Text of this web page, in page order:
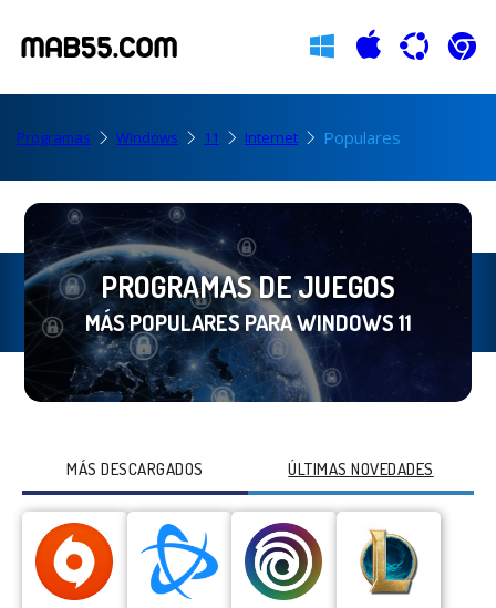
Programas Windows 11 Internet Populares
PROGRAMAS DE JUEGOS
MÁS POPULARES PARA WINDOWS 11
MÁS DESCARGADOS ÚLTIMAS NOVEDADES